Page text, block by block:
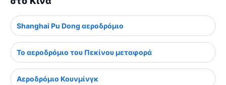
Shanghai Pu Dong αεροδρόμιο
Το αεροδρόμιο του Πεκίνου μεταφορά
Αεροδρόμιο Κουνμίνγκ